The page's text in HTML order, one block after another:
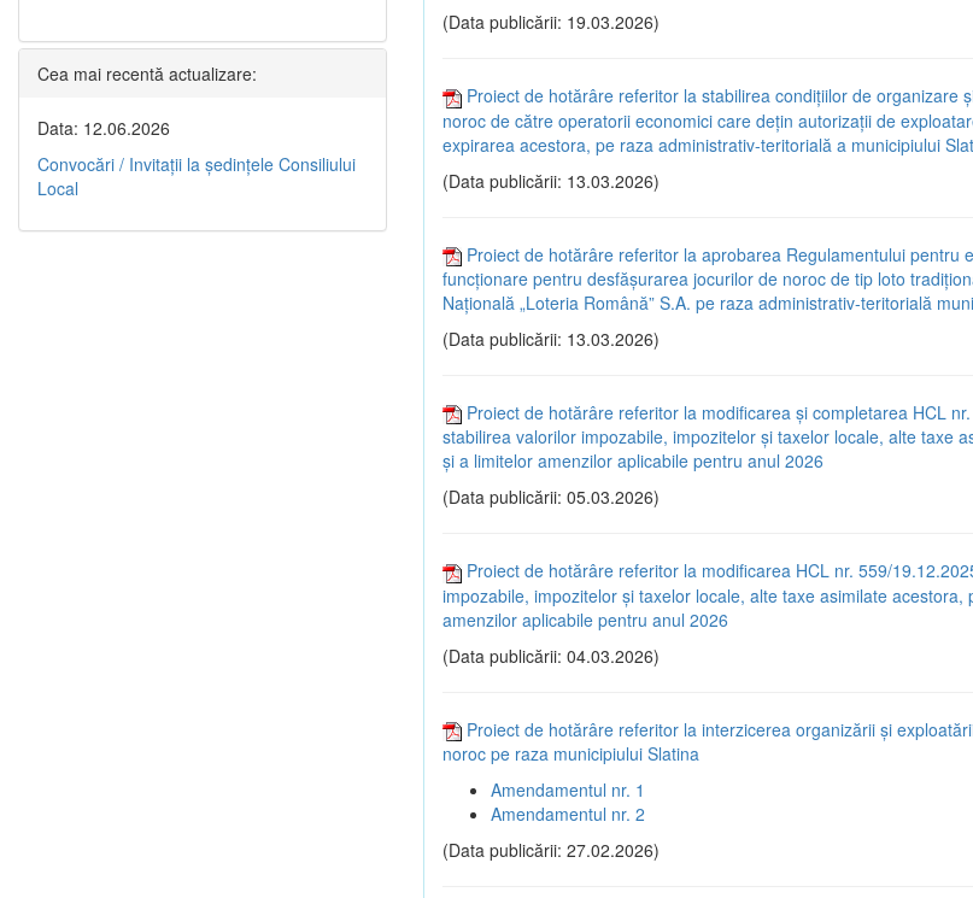
(Data publicării: 19.03.2026)
Proiect de hotărâre referitor la stabilirea condițiilor de organizare
noroc de către operatorii economici care dețin autorizații de
expirarea acestora, pe raza administrativ-teritorială a municipiului
(Data publicării: 13.03.2026)
Proiect de hotărâre referitor la aprobarea Regulamentului pentru
funcționare pentru desfășurarea jocurilor de noroc de tip loto
Națională „Loteria Română” S.A. pe raza administrativ-teritorială
(Data publicării: 13.03.2026)
Proiect de hotărâre referitor la modificarea și completarea HCL
stabilirea valorilor impozabile, impozitelor și taxelor locale, alte taxe
și a limitelor amenzilor aplicabile pentru anul 2026
(Data publicării: 05.03.2026)
Proiect de hotărâre referitor la modificarea HCL nr. 559/
impozabile, impozitelor și taxelor locale, alte taxe asimilate acestora,
amenzilor aplicabile pentru anul 2026
(Data publicării: 04.03.2026)
Proiect de hotărâre referitor la interzicerea organizării și
noroc pe raza municipiului Slatina
Amendamentul nr. 1
Amendamentul nr. 2
(Data publicării: 27.02.2026)
Cea mai recentă actualizare:
Data: 12.06.2026
Convocări / Invitaţii la şedinţele Consiliului
Local